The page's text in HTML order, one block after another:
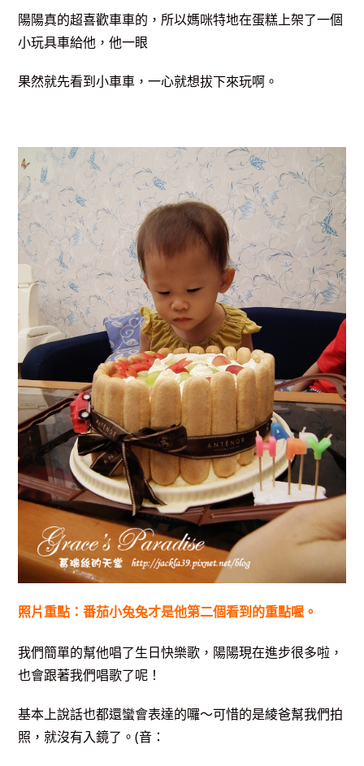
陽陽真的超喜歡車車的，所以媽咪特地在蛋糕上架了一個
小玩具車給他，他一眼
果然就先看到小車車，一心就想拔下來玩啊。
照片重點：番茄小兔兔才是他第二個看到的重點喔。
我們簡單的幫他唱了生日快樂歌，陽陽現在進步很多啦，
也會跟著我們唱歌了呢！
基本上說話也都還蠻會表達的囉～可惜的是綾爸幫我們拍
照，就沒有入鏡了。(音：